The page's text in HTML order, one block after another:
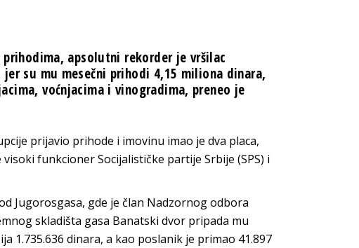
apsolutni rekorder je vršilac
su mu mesečni prihodi 4,15 miliona dinara,
voćnjacima i vinogradima, preneo je
prijavio prihode i imovinu imao je dva placa,
funkcioner Socijalističke partije Srbije (SPS) i
Jugorosgasa, gde je član Nadzornog odbora
skladišta gasa Banatski dvor pripada mu
1.735.636 dinara, a kao poslanik je primao 41.897